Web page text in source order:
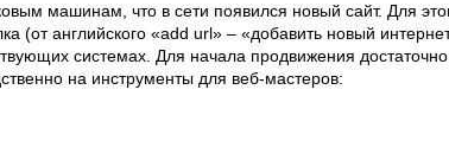
машинам, что в сети появился новый сайт. Для
(от английского «add url» – «добавить новый
системах. Для начала продвижения достаточно
на инструменты для веб-мастеров: